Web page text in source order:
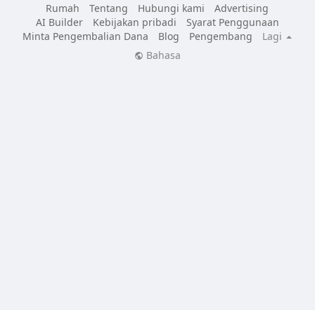
Rumah
Tentang Hubungi kami
Advertising
AI Builder
Kebijakan pribadi
Syarat Penggunaan
Minta Pengembalian Dana
Blog Pengembang
Lagi
Bahasa